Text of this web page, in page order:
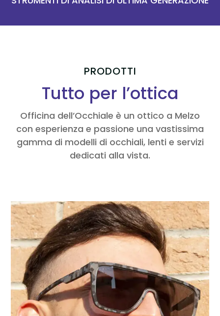
PRODOTTI
Tutto per l’ottica
Officina dell’Occhiale è un ottico a Melzo
con esperienza e passione una vastissima
gamma di modelli di occhiali, lenti e servizi
dedicati alla vista.